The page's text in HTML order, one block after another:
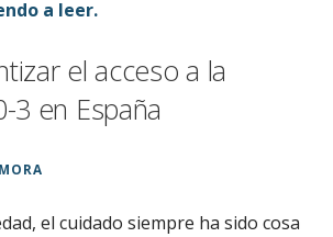
el acceso a la
3 en España
el cuidado siempre ha sido cosa